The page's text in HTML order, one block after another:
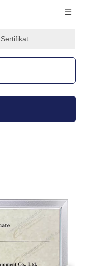
Sertifikat